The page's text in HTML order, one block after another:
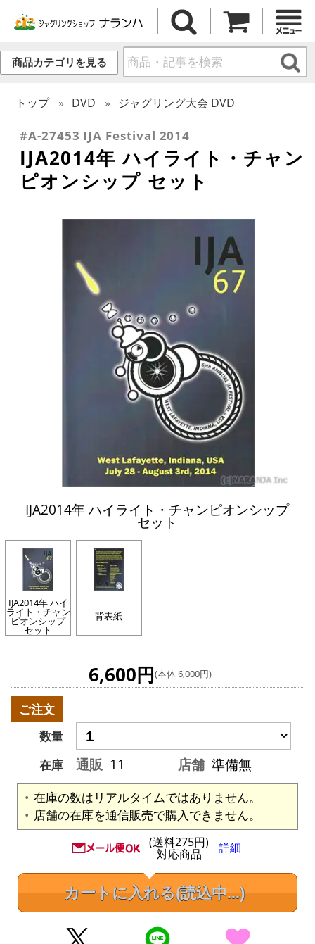
商品カテゴリを見る
トップ DVD ジャグリング大会 DVD
#A-27453 IJA Festival 2014
IJA2014年 ハイライト・チャン
ピオンシップ セット
IJA2014年 ハイライト・チャンピオンシップ
セット
IJA2014年 ハイ
ライト・チャン
ピオンシップ
セット
背表紙
6,600円(本体 6,000円)
ご注文
数量
在庫
通販 11 店舗 準備無
在庫の数はリアルタイムではありません。
店舗の在庫を通信販売で購入できません。
(送料275円)
対応商品 詳細
カートに入れる(読込中...)